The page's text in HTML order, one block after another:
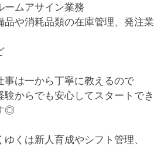
ムアサイン業務
や消耗品類の在庫管理、発注業
事は一から丁寧に教えるので
験からでも安心してスタートでき
◎
ゆくは新人育成やシフト管理、